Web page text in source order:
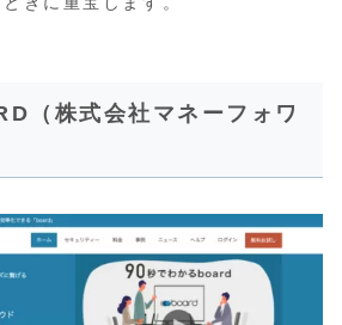
（株式会社マネーフォワ